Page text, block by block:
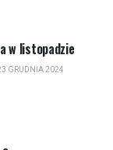
w listopadzie
GRUDNIA 2024